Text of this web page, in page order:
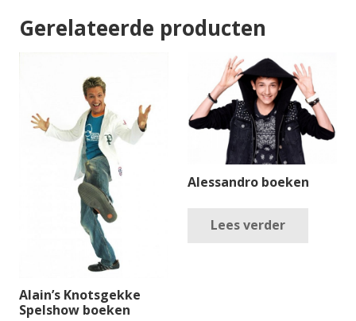
Gerelateerde producten
Alain’s Knotsgekke
Spelshow boeken
Alessandro boeken
Lees verder